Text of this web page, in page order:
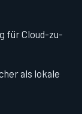
für Cloud-zu-
als lokale